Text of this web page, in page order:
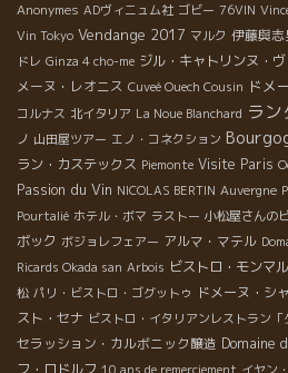
Anonymes ADヴィニュム社 ゴビー 76VIN
Vin Tokyo Vendange 2017 マルク 伊藤與志
ドレ Ginza 4 cho-me ジル・キャトリンヌ・
メーヌ・レオニス Cuveé Ouech Cousin ドメ
コルナス 北イタリア La Noue Blanchard ラン
ノ 山田屋ツアー エノ・コネクション
ラン・カステックス Piemonte Visite Paris
Passion du Vin NICOLAS BERTIN Auvergne
Pourtalié ホテル・ボマ ラストー 小松屋さんの
ボック ボジョレフェアー アルマ・マテル
Ricards Okada san Arbois ビストロ・モンマ
松 パリ・ビストロ・ゴグットゥ ドメーヌ・シ
スト・セナ ビストロ・イタリアンレストラン「
セラッション・カルボニック醸造 Domaine